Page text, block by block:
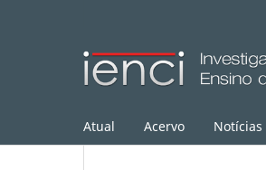
Atual Acervo Notícias